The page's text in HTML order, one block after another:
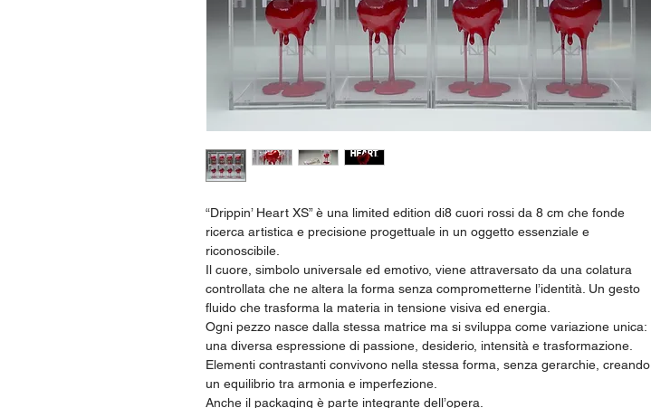
“Drippin’ Heart XS” è una limited edition di8 cuori rossi da 8 cm che fonde
ricerca artistica e precisione progettuale in un oggetto essenziale e
riconoscibile.
Il cuore, simbolo universale ed emotivo, viene attraversato da una colatura
controllata che ne altera la forma senza comprometterne l’identità. Un gesto
fluido che trasforma la materia in tensione visiva ed energia.
Ogni pezzo nasce dalla stessa matrice ma si sviluppa come variazione unica:
una diversa espressione di passione, desiderio, intensità e trasformazione.
Elementi contrastanti convivono nella stessa forma, senza gerarchie, creando
un equilibrio tra armonia e imperfezione.
Anche il packaging è parte integrante dell’opera.